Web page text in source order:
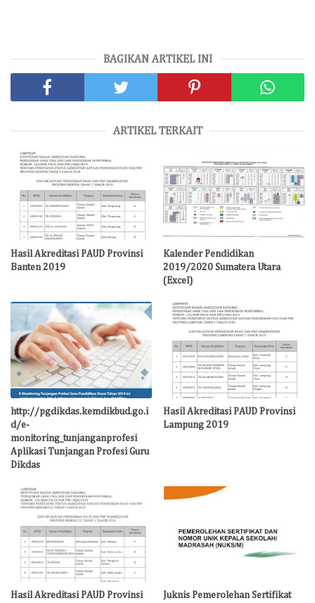
BAGIKAN ARTIKEL INI
ARTIKEL TERKAIT
Hasil Akreditasi PAUD Provinsi
Banten 2019
Kalender Pendidikan
2019/2020 Sumatera Utara
(Excel)
http://pgdikdas.kemdikbud.go.i
d/e-
monitoring_tunjanganprofesi
Aplikasi Tunjangan Profesi Guru
Dikdas
Hasil Akreditasi PAUD Provinsi
Lampung 2019
Hasil Akreditasi PAUD Provinsi
Juknis Pemerolehan Sertifikat